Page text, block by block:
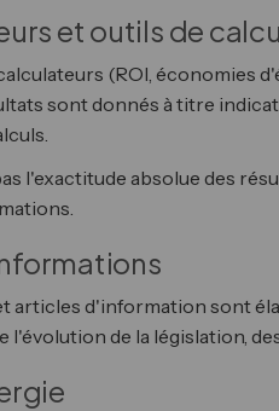
et outils de
(ROI, économies
sont donnés à titre
l'exactitude absolue des
articles d'information sont
l'évolution de la législation,